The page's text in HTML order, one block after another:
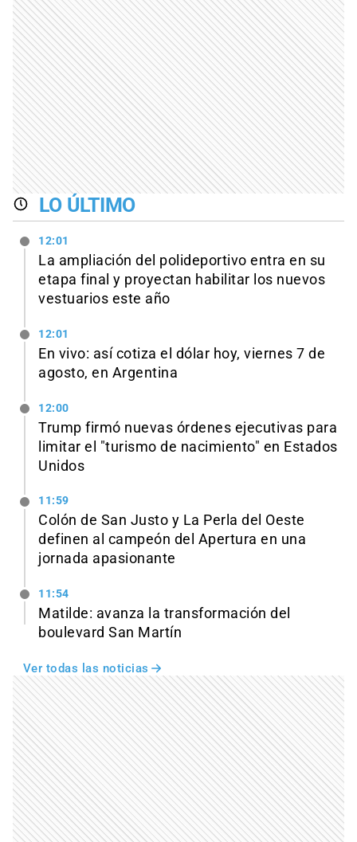
LO ÚLTIMO
12:01
La ampliación del polideportivo entra en su
etapa final y proyectan habilitar los nuevos
vestuarios este año
12:01
En vivo: así cotiza el dólar hoy, viernes 7 de
agosto, en Argentina
12:00
Trump firmó nuevas órdenes ejecutivas para
limitar el "turismo de nacimiento" en Estados
Unidos
11:59
Colón de San Justo y La Perla del Oeste
definen al campeón del Apertura en una
jornada apasionante
11:54
Matilde: avanza la transformación del
boulevard San Martín
Ver todas las noticias